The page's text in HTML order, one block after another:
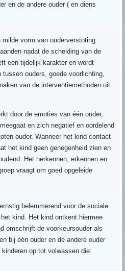
en de andere ouder ( en diens
vorm van ouderverstoting
nadat de scheiding van de
een tijdelijk karakter en wordt
ouders, goede voorlichting,
van de interventiemethoden uit
door de emoties van één ouder,
en zich negatief en oordelend
ouder. Wanneer het kind contact
het kind geen genegenheid zien en
Het herkennen, erkennen en
vraagt om goed opgeleide
belemmerend voor de sociale
kind. Het kind ontkent hiermee
omschrijft de voorkeursouder als
bij één ouder en de andere ouder
op tot volwassen die: